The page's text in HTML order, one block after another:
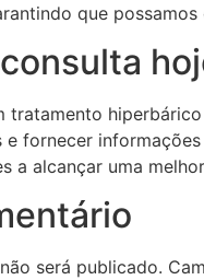
que
tratamento
e fornecer
a alcançar uma
será publicado.